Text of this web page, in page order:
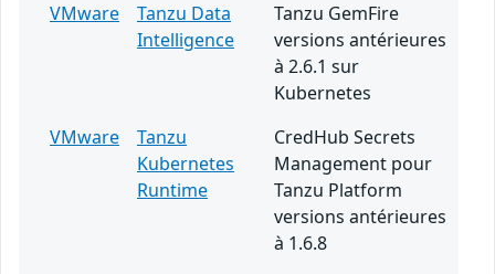
VMware
Tanzu Data
Intelligence
Tanzu GemFire
versions antérieures
à 2.6.1 sur
Kubernetes
VMware
Tanzu
Kubernetes
Runtime
CredHub Secrets
Management pour
Tanzu Platform
versions antérieures
à 1.6.8